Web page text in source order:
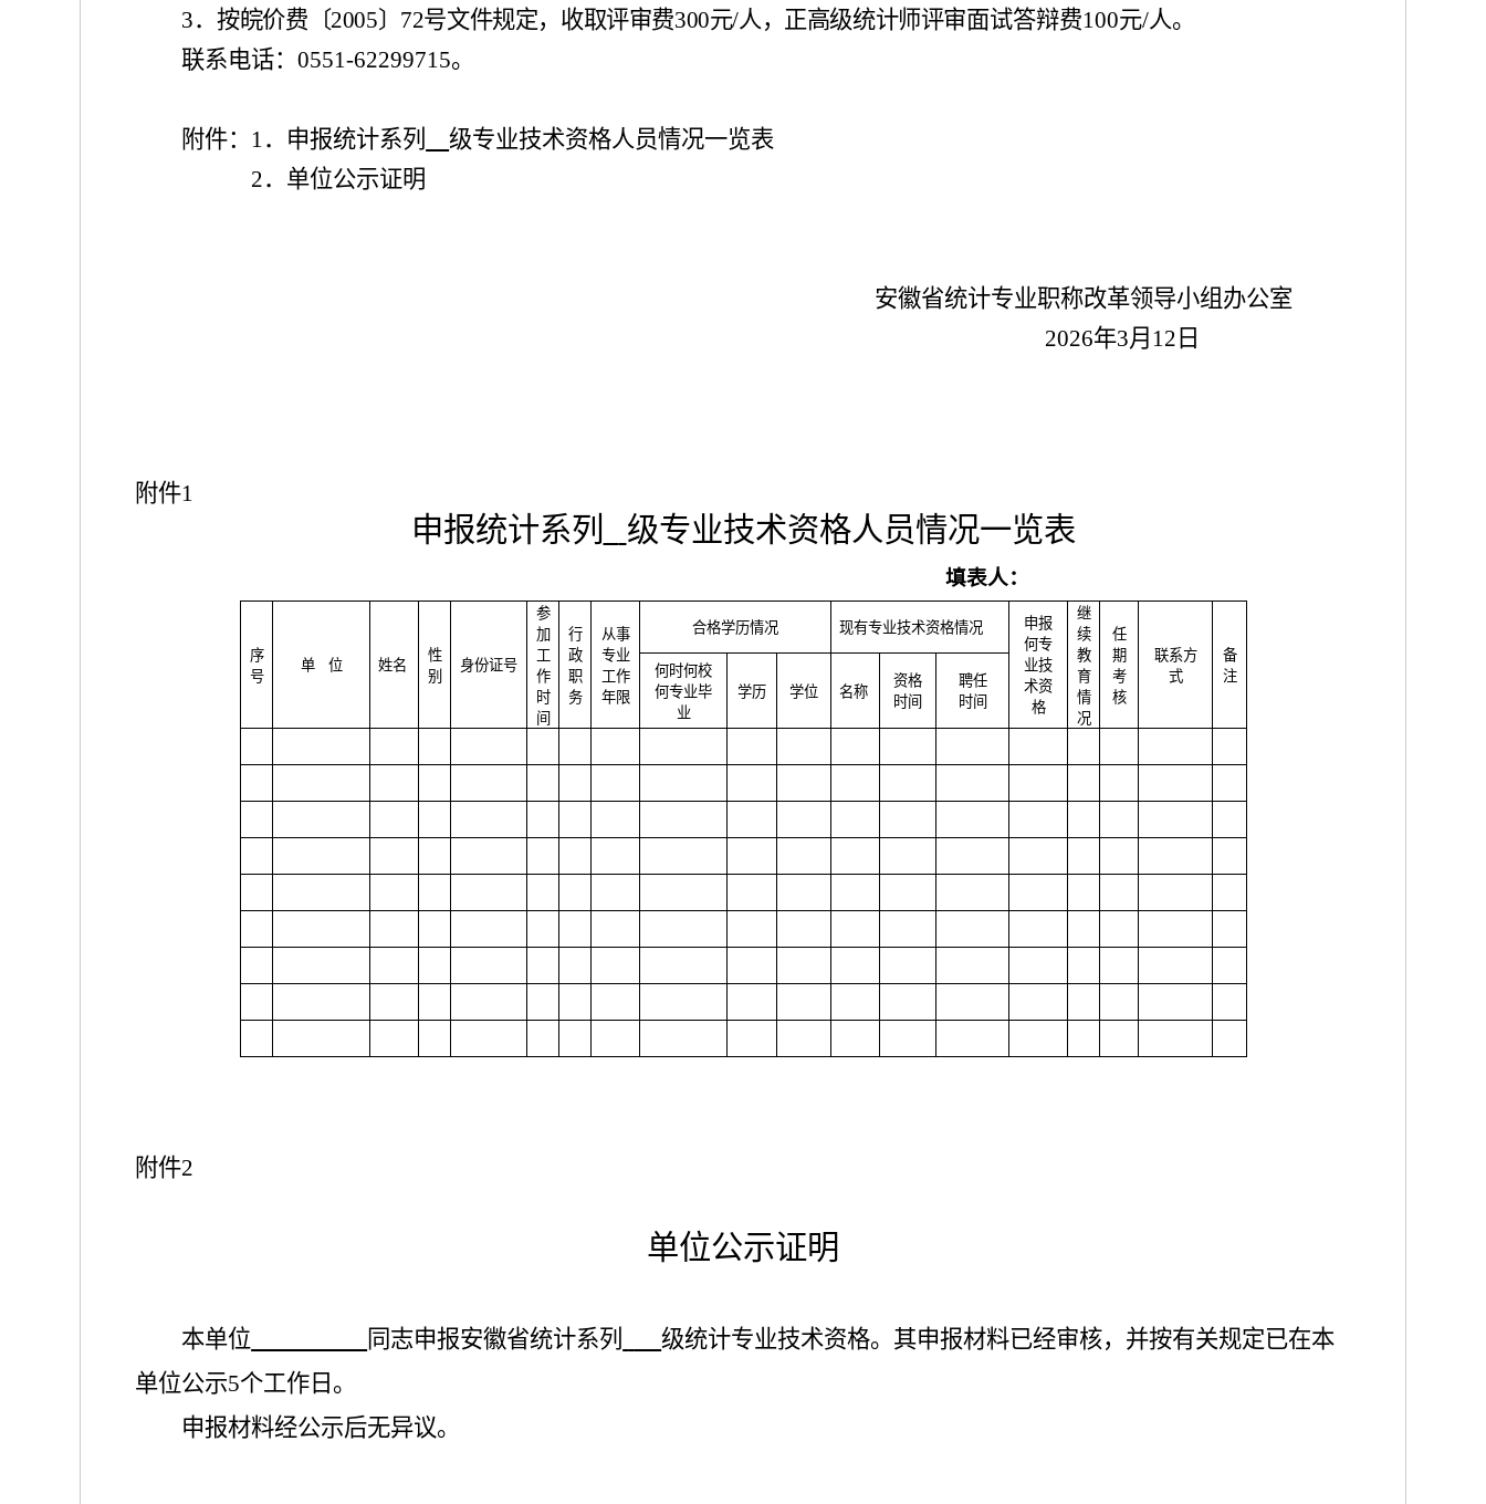
3．按皖价费〔2005〕 72号文件规定，收取评审费300元/人，正高级统计师评审面试答辩费100元/人。
联系电话：0551-62299715。
附件： 1． 申报统计系列
级专业技术资格人员情况一览表
2． 单位公示证明
安徽省统计专业职称改革领导小组办公室
2026年3月 12 日
附件1
申报统计系列 级专业技术资格人员情况一览表
填表人：
序
号
单 位 姓名
性
别
身份证号
参
加
工
作
时
间
行
政
职
务
从事
专业
工作
年限
合格学历情况 现有专业技术资格情况
申报
何专
业技
术资
格
继
续
教
育
情
况
任
期
考
核
联系方
式
备
注
何时何校
何专业毕
业
学历 学位 名称
资格
时间
聘任
时间
附件2
单位公示证明
本单位 同志申报安徽省统计系列 级统计专业技术资格。其申报材料已经审核， 并按有关规定已在本
单位公示5个工作日。
申报材料经公示后无异议。